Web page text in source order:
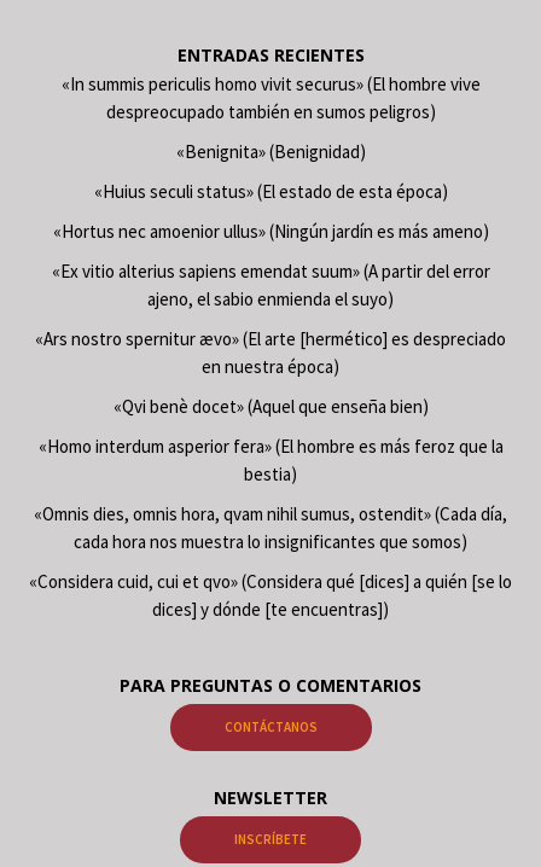
ENTRADAS RECIENTES
«In summis periculis homo vivit securus» (El hombre vive
despreocupado también en sumos peligros)
«Benignita» (Benignidad)
«Huius seculi status» (El estado de esta época)
«Hortus nec amoenior ullus» (Ningún jardín es más ameno)
«Ex vitio alterius sapiens emendat suum» (A partir del error
ajeno, el sabio enmienda el suyo)
«Ars nostro spernitur ævo» (El arte [hermético] es despreciado
en nuestra época)
«Qvi benè docet» (Aquel que enseña bien)
«Homo interdum asperior fera» (El hombre es más feroz que la
bestia)
«Omnis dies, omnis hora, qvam nihil sumus, ostendit» (Cada día,
cada hora nos muestra lo insignificantes que somos)
«Considera cuid, cui et qvo» (Considera qué [dices] a quién [se lo
dices] y dónde [te encuentras])
PARA PREGUNTAS O COMENTARIOS
CONTÁCTANOS
NEWSLETTER
INSCRÍBETE